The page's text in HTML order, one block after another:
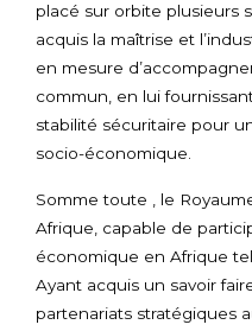
placé sur orbite plusieurs
acquis la maîtrise et
en mesure
commun, en lui
stabilité sécuritaire pour
socio-économique.
Somme toute , le
Afrique, capable de
économique en Afrique
Ayant acquis un savoir
partenariats stratégiques